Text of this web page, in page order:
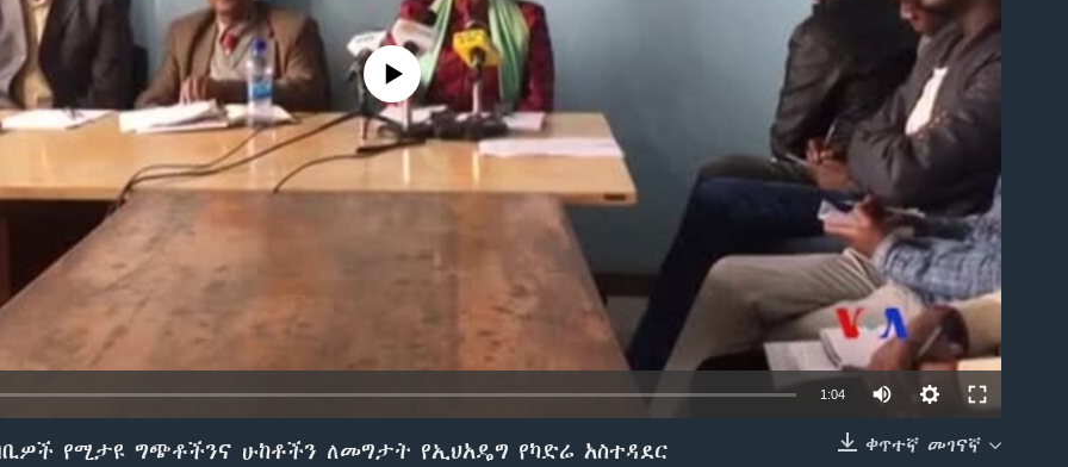
No media source currently available
1:04
ቀጥተኛ መገናኛ
የሚታዩ ግጭቶችንና ሁከቶችን ለመግታት የኢህአዴግ የካድሬ አስተዳደር